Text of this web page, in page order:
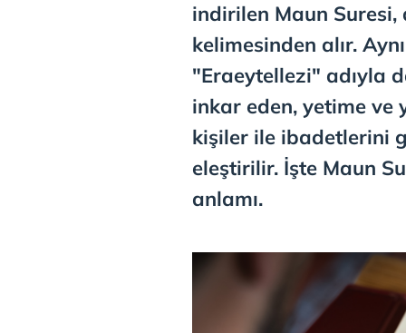
indirilen Maun Suresi,
kelimesinden alır.
"Eraeytellezi" adıyla
inkar eden, yetime ve
kişiler ile ibadetlerini
eleştirilir. İşte Maun
anlamı.